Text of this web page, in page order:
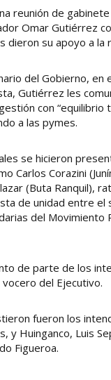
reunión de
Omar Gutiérrez
dieron su apoyo a
del Gobierno,
Gutiérrez les
con
a las pymes.
se hicieron
Carlos Corazini
(Buta Ranquil),
de unidad entre
del
de parte de los
del Ejecutivo.
fueron los
y Huinganco, Luis
Figueroa.